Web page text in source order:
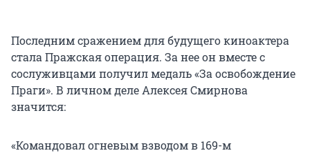
Последним сражением для будущего киноактера
стала Пражская операция. За нее он вместе с
сослуживцами получил медаль «За освобождение
Праги». В личном деле Алексея Смирнова
значится:
«Командовал огневым взводом в 169-м